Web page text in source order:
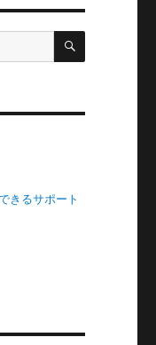
検
きるサポート